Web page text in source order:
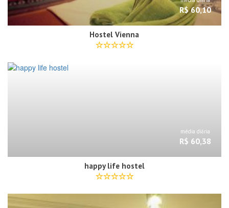
R$ 60,10
Hostel Vienna
média diária
R$ 60,38
happy life hostel